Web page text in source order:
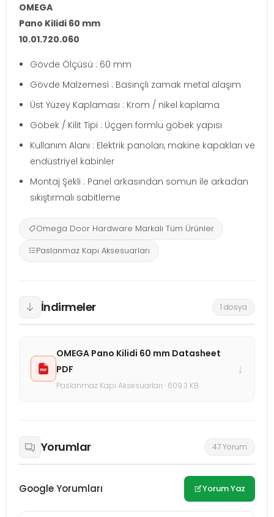
OMEGA
Pano Kilidi 60 mm
10.01.720.060
Gövde Ölçüsü : 60 mm
Gövde Malzemesi : Basınçlı zamak metal alaşım
Üst Yüzey Kaplaması : Krom / nikel kaplama
Göbek / Kilit Tipi : Üçgen formlu göbek yapısı
Kullanım Alanı : Elektrik panoları, makine kapakları ve
endüstriyel kabinler
Montaj Şekli : Panel arkasından somun ile arkadan
sıkıştırmalı sabitleme
Omega Door Hardware Markalı Tüm Ürünler
Paslanmaz Kapı Aksesuarları
İndirmeler 1 dosya
OMEGA Pano Kilidi 60 mm Datasheet
PDF
Paslanmaz Kapı Aksesuarları · 609.3 KB
↓
Yorumlar 47 Yorum
Google Yorumları Yorum Yaz